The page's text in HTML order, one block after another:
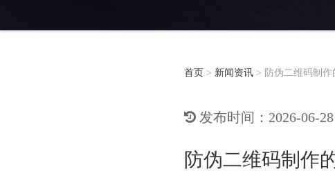
首页 > 新闻资讯 > 防伪二维码制作
发布时间：2026-06-28
防伪二维码制作